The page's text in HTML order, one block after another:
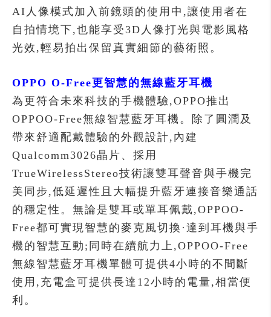
AI人像模式加入前鏡頭的使用中,讓使用者在
自拍情境下,也能享受3D人像打光與電影風格
光效,輕易拍出保留真實細節的藝術照。
OPPO O-Free更智慧的無線藍牙耳機
為更符合未來科技的手機體驗,OPPO推出
OPPOO-Free無線智慧藍牙耳機。除了圓潤及
帶來舒適配戴體驗的外觀設計,內建
Qualcomm3026晶片、採用
TrueWirelessStereo技術讓雙耳聲音與手機完
美同步,低延遲性且大幅提升藍牙連接音樂通話
的穩定性。無論是雙耳或單耳佩戴,OPPOO-
Free都可實現智慧的麥克風切換·達到耳機與手
機的智慧互動;同時在續航力上,OPPOO-Free
無線智慧藍牙耳機單體可提供4小時的不間斷
使用,充電盒可提供長達12小時的電量,相當便
利。